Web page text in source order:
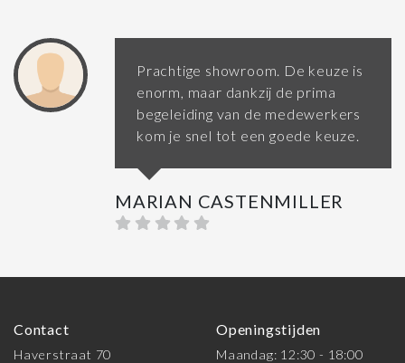
Prachtige showroom. De keuze is
enorm, maar dankzij de prima
begeleiding van de medewerkers
kom je snel tot een goede keuze.
MARIAN CASTENMILLER
Contact
Haverstraat 70
Openingstijden
Maandag: 12:30 - 18:00